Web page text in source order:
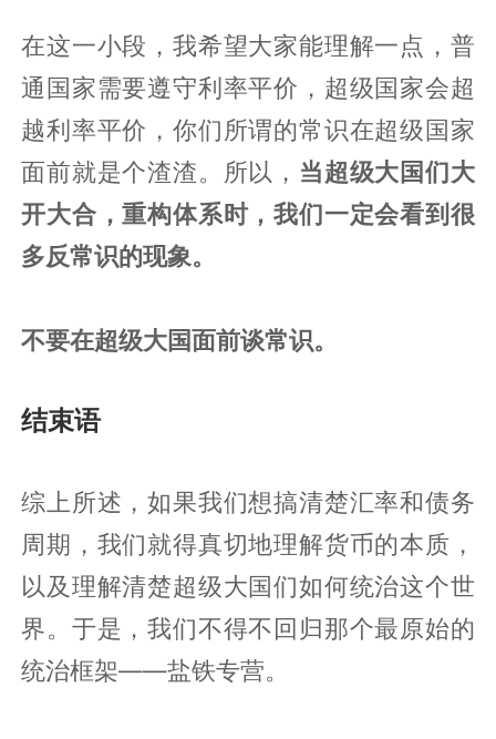
在这一小段，我希望大家能理解一点，普
通国家需要遵守利率平价，超级国家会超
越利率平价，你们所谓的常识在超级国家
面前就是个渣渣。所以， 当超级大国们大
开大合，重构体系时，我们一定会看到很
多反常识的现象。
不要在超级大国面前谈常识。
结束语
综上所述，如果我们想搞清楚汇率和债务
周期，我们就得真切地理解货币的本质，
以及理解清楚超级大国们如何统治这个世
界。于是，我们不得不回归那个最原始的
统治框架——盐铁专营。